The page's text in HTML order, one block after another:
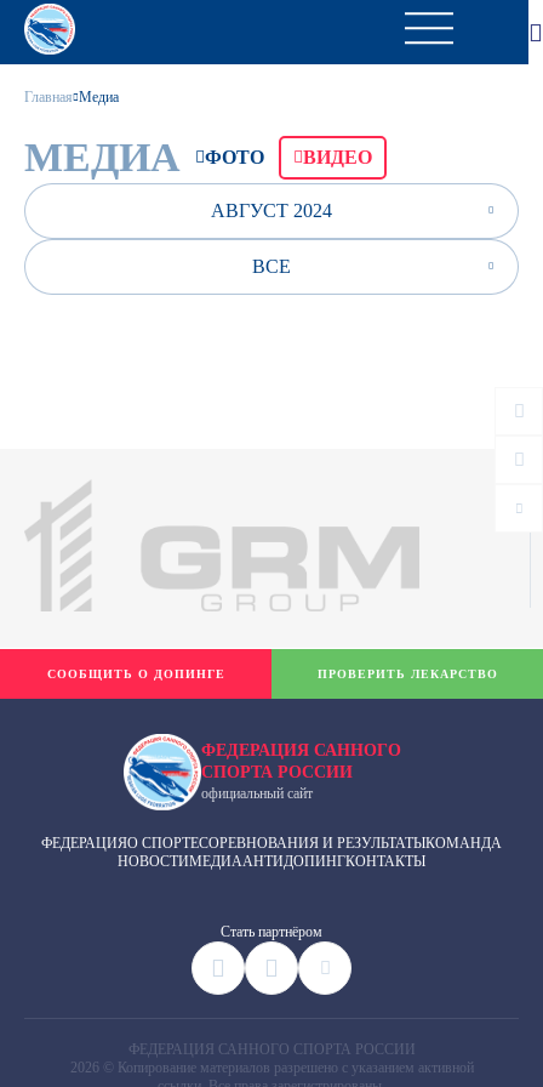
Главная Медиа
МЕДИА ФОТО ВИДЕО
АВГУСТ 2024
ВСЕ
ФЕДЕРАЦИЯ САННОГО
СПОРТА РОССИИ
официальный сайт
ФЕДЕРАЦИЯО СПОРТЕСОРЕВНОВАНИЯ И РЕЗУЛЬТАТЫКОМАНДА
НОВОСТИМЕДИААНТИДОПИНГКОНТАКТЫ
Cтать партнёром
СООБЩИТЬ О ДОПИНГЕ ПРОВЕРИТЬ ЛЕКАРСТВО
ФЕДЕРАЦИЯ САННОГО СПОРТА РОССИИ
2026 © Копирование материалов разрешено с указанием активной